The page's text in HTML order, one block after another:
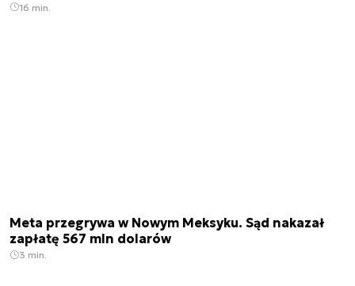
16 min.
Meta przegrywa w Nowym Meksyku. Sąd nakazał
zapłatę 567 mln dolarów
3 min.